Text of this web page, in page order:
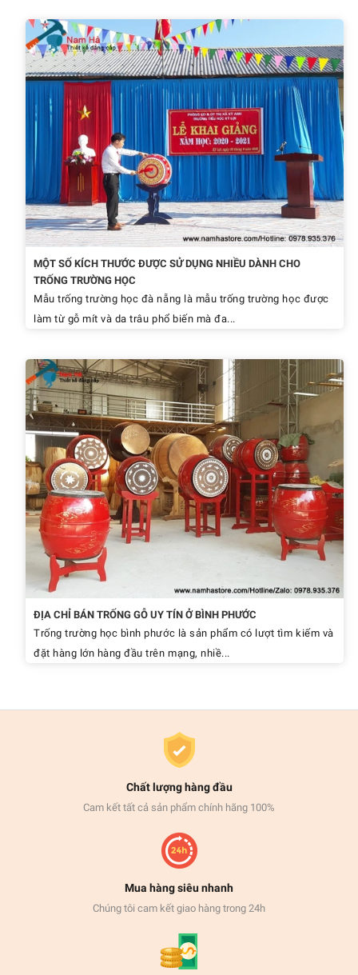
MỘT SỐ KÍCH THƯỚC ĐƯỢC SỬ DỤNG NHIỀU DÀNH CHO
TRỐNG TRƯỜNG HỌC
Mẫu trống trường học đà nẵng là mẫu trống trường học được
làm từ gỗ mít và da trâu phổ biến mà đa...
ĐỊA CHỈ BÁN TRỐNG GỖ UY TÍN Ở BÌNH PHƯỚC
Trống trường học bình phước là sản phẩm có lượt tìm kiếm và
đặt hàng lớn hàng đầu trên mạng, nhiề...
Chất lượng hàng đầu
Cam kết tất cả sản phẩm chính hãng 100%
Mua hàng siêu nhanh
Chúng tôi cam kết giao hàng trong 24h